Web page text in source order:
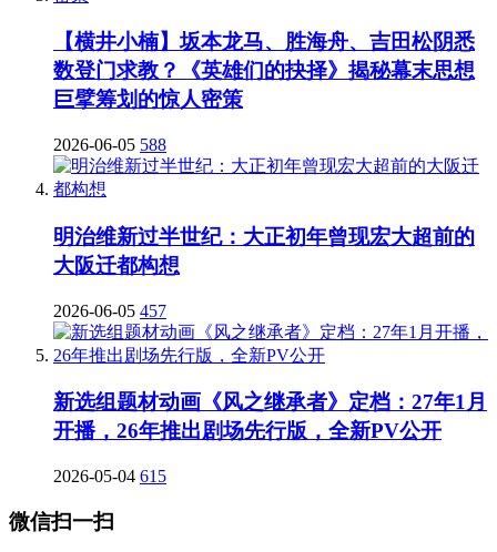
【横井小楠】坂本龙马、胜海舟、吉田松阴悉
数登门求教？《英雄们的抉择》揭秘幕末思想
巨擘筹划的惊人密策
2026-06-05 588
明治维新过半世纪：大正初年曾现宏大超前的
大阪迁都构想
2026-06-05 457
新选组题材动画《风之继承者》定档：27年1月
开播，26年推出剧场先行版，全新PV公开
2026-05-04 615
微信扫一扫